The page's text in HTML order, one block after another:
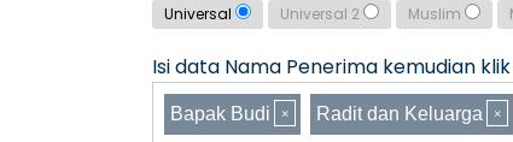
Universal Universal 2 Muslim
Isi data Nama Penerima kemudian
Bapak Budi Radit dan Keluarga